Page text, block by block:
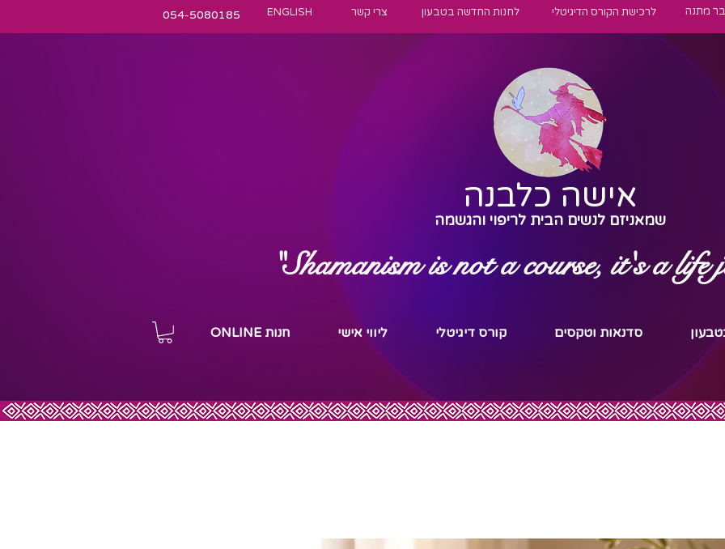
054-5080185 ENGLISH צרי קשר לחנות החדשה בטבעון לרכישת הקורס הדיגיטלי מתנה
שמאניזם לנשים הבית לריפוי והגשמה
אישה כלבנה
"Shamanism is not a course, it's a life
סדנאות וטקסים קורס דיגיטלי ליווי אישי חנות ONLINE